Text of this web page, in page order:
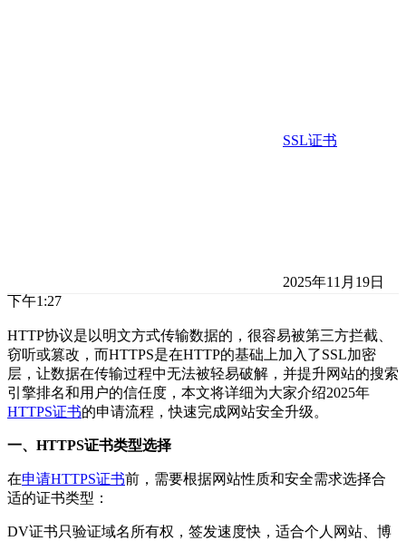
SSL证书
2025年11月19日
下午1:27
HTTP协议是以明文方式传输数据的，很容易被第三方拦截、
窃听或篡改，而HTTPS是在HTTP的基础上加入了SSL加密
层，让数据在传输过程中无法被轻易破解，并提升网站的搜索
引擎排名和用户的信任度，本文将详细为大家介绍2025年
HTTPS证书的申请流程，快速完成网站安全升级。
一、HTTPS证书类型选择
在申请HTTPS证书前，需要根据网站性质和安全需求选择合
适的证书类型：
DV证书只验证域名所有权，签发速度快，适合个人网站、博